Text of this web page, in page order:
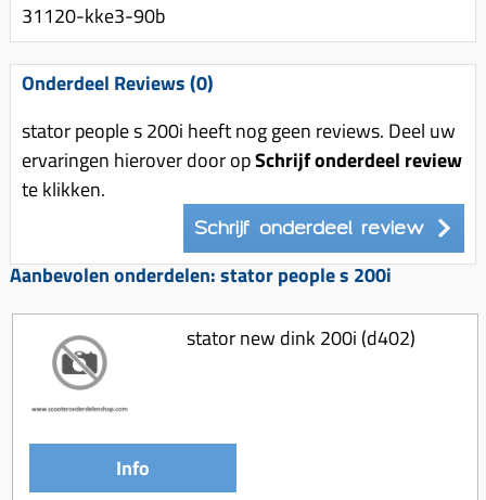
Radiateur (delen)
Waterpomp (delen)
V-snaren
Variorolsets
Pulley
Voor tandwielen
Origineel zuigers
Tomos opvoeren (kits)
Koppeling compleet
Koppeling trekveer
Remschijven
Voorrem kabel
Voorvork
Wiel (delen)
Zadel
Kickstart (delen)
Accessoires overig
Zadel
Speednut
31120-kke3-90b
Onderdeel Reviews (0)
stator people s 200i heeft nog geen reviews. Deel uw
ervaringen hierover door opSchrijf onderdeel review
te klikken.
Schrijf onderdeel review
Aanbevolen onderdelen: stator people s 200i
stator new dink 200i (d402)
Info